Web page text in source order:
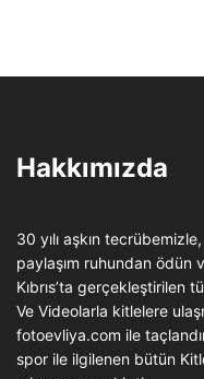
Hakkımızda
30 yılı aşkın
paylaşım ruhundan
Kıbrıs’ta gerçekleştirilen
Ve Videolarla kitlelere
fotoevliya.com ile
spor ile ilgilenen bütün